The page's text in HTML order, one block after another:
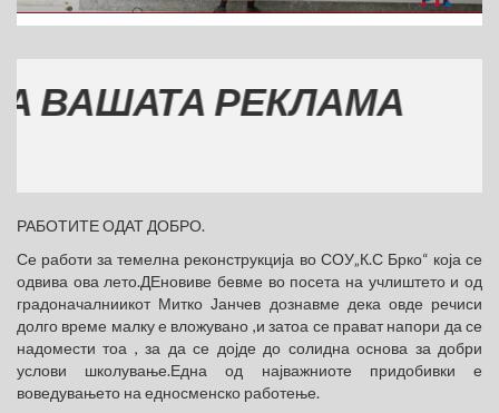
РЕКЛАМА
РАБОТИТЕ ОДАТ ДОБРО.
Се работи за темелна реконструкција во СОУ„К.С Брко“ која се
одвива ова лето.ДЕновиве бевме во посета на учлиштето и од
градоначалниикот Митко Јанчев дознавме дека овде речиси
долго време малку е вложувано ,и затоа се прават напори да се
надомести тоа , за да се дојде до солидна основа за добри
услови школување.Една од најважниоте придобивки е
воведувањето на едносменско работење.